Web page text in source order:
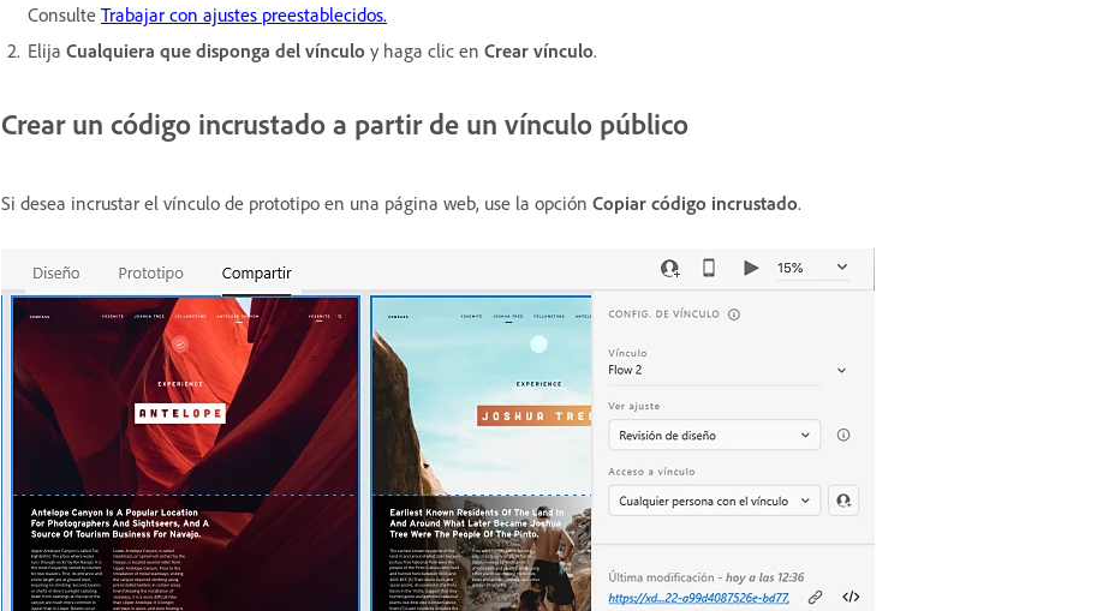
Consulte Trabajar con ajustes preestablecidos.
Elija Cualquiera que disponga del vínculo y haga clic en Crear vínculo.
Crear un código incrustado a partir de un vínculo público
Si desea incrustar el vínculo de prototipo en una página web, use la opción Copiar código incrustado.